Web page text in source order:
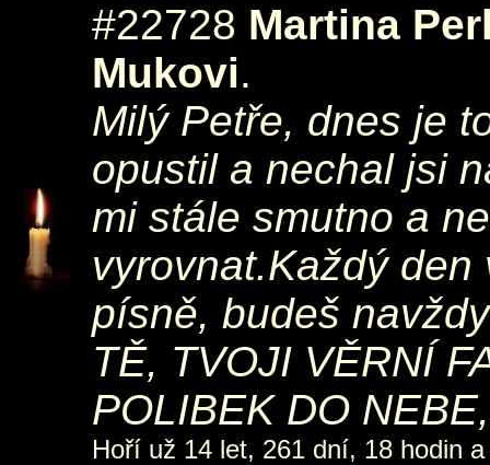
#22728 Martina
Mukovi.
Milý Petře, dnes je
opustil a nechal jsi
mi stále smutno a
vyrovnat.Každý
písně, budeš
TĚ, TVOJI VĚRNÍ
POLIBEK DO
Hoří už 14 let, 261 dní, 18 hodin